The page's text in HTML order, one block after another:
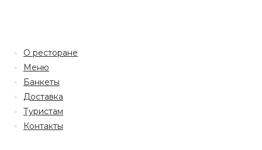
О ресторане
Меню
Банкеты
Доставка
Туристам
Контакты